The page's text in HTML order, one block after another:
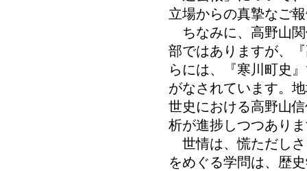
立場からの真摯なご
ちなみに、高野山
部ではありますが、
らには、『寒川町史
がなされています。
世史における高野山
析が進捗しつつあり
世情は、慌ただし
をめぐる学問は、歴